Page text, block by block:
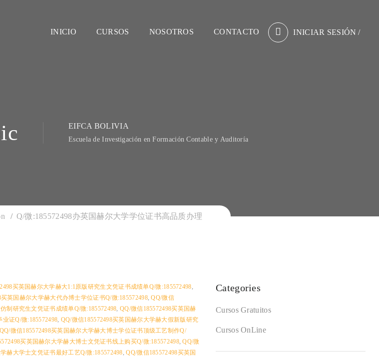
INICIO CURSOS NOSOTROS CONTACTO INICIAR SESIÓN /
EIFCA BOLIVIA
Escuela de Investigación en Formación Contable y Auditoría
Q/微:185572498办英国赫尔大学学位证书高品质办理
买英国赫尔大学赫大1:1原版研究生文凭证书成绩单Q/微:185572498,
买英国赫尔大学赫大代办博士学位证书Q/微:185572498,QQ/微信
制研究生文凭证书成绩单Q/微:185572498,QQ/微信185572498买英国赫
证Q/微:185572498, QQ/微信185572498买英国赫尔大学赫大假新版研究
QQ/微信185572498买英国赫尔大学赫大博士学位证书顶级工艺制作Q/
买英国赫尔大学赫大博士文凭证书线上购买Q/微:185572498,QQ/微
赫大学士文凭证书最好工艺Q/微:185572498,QQ/微信185572498买英国
Categories
Cursos Gratuitos
Cursos OnLine